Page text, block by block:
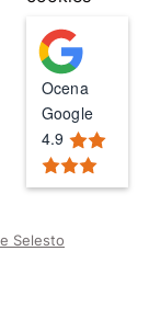
Ocena
Google
4.9
Selesto